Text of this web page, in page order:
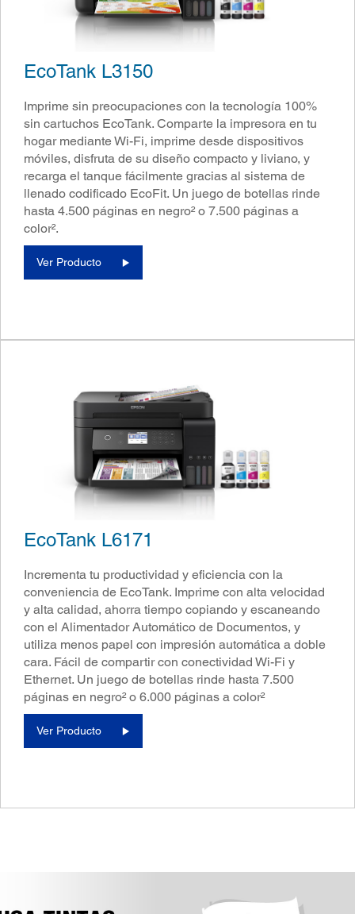
EcoTank L3150
Imprime sin preocupaciones con la tecnología 100%
sin cartuchos EcoTank. Comparte la impresora en tu
hogar mediante Wi-Fi, imprime desde dispositivos
móviles, disfruta de su diseño compacto y liviano, y
recarga el tanque fácilmente gracias al sistema de
llenado codificado EcoFit. Un juego de botellas rinde
hasta 4.500 páginas en negro² o 7.500 páginas a
color².
Ver Producto
EcoTank L6171
Incrementa tu productividad y eficiencia con la
conveniencia de EcoTank. Imprime con alta velocidad
y alta calidad, ahorra tiempo copiando y escaneando
con el Alimentador Automático de Documentos, y
utiliza menos papel con impresión automática a doble
cara. Fácil de compartir con conectividad Wi-Fi y
Ethernet. Un juego de botellas rinde hasta 7.500
páginas en negro² o 6.000 páginas a color²
Ver Producto